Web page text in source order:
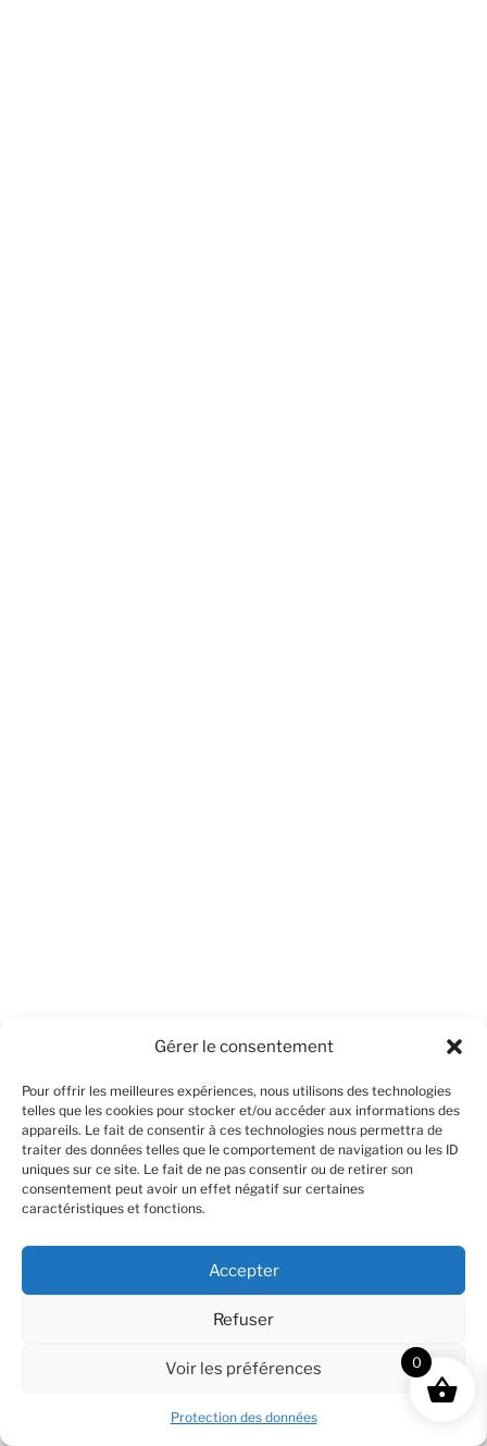
Gérer le consentement
Pour offrir les meilleures expériences, nous utilisons des technologies
telles que les cookies pour stocker et/ou accéder aux informations des
appareils. Le fait de consentir à ces technologies nous permettra de
traiter des données telles que le comportement de navigation ou les ID
uniques sur ce site. Le fait de ne pas consentir ou de retirer son
consentement peut avoir un effet négatif sur certaines
caractéristiques et fonctions.
Accepter
Refuser
Voir les préférences
Protection des données
0